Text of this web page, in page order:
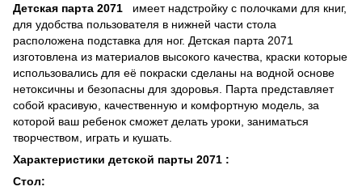
Детская парта 2071 имеет надстройку с полочками для книг,
для удобства пользователя в нижней части стола
расположена подставка для ног. Детская парта 2071
изготовлена из материалов высокого качества, краски которые
использовались для её покраски сделаны на водной основе
нетоксичны и безопасны для здоровья. Парта представляет
собой красивую, качественную и комфортную модель, за
которой ваш ребенок сможет делать уроки, заниматься
творчеством, играть и кушать.
Характеристики детской парты 2071 :
Стол: